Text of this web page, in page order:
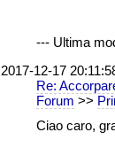
--- Ultima
2017-12-17
Re:
Forum >>
Ciao caro,